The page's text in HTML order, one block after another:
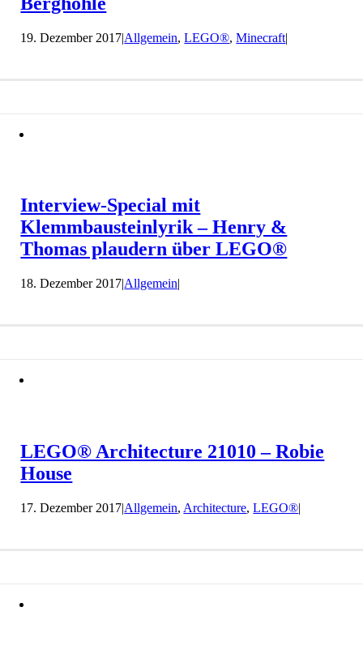
19. Dezember 2017|Allgemein,LEGO®,Minecraft|
Interview-Special mit
Klemmbausteinlyrik – Henry &
Thomas plaudern über LEGO®
18. Dezember 2017|Allgemein|
LEGO® Architecture 21010 – Robie
House
17. Dezember 2017|Allgemein, Architecture,LEGO®|